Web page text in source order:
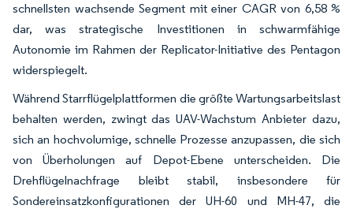
schnellsten wachsende Segment mit einer CAGR von 6,58 %
dar, was strategische Investitionen in schwarmfähige
Autonomie im Rahmen der Replicator-Initiative des Pentagon
widerspiegelt.
Während Starrflügelplattformen die größte Wartungsarbeitslast
behalten werden, zwingt das UAV-Wachstum Anbieter dazu,
sich an hochvolumige, schnelle Prozesse anzupassen, die sich
von Überholungen auf Depot-Ebene unterscheiden. Die
Drehflügelnachfrage bleibt stabil, insbesondere für
Sondereinsatzkonfigurationen der UH-60 und MH-47, die